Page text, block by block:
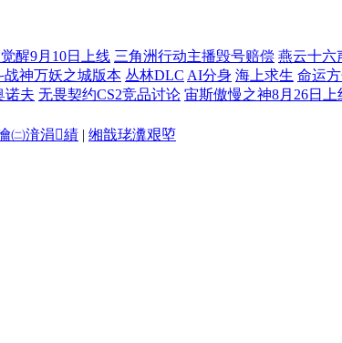
醒9月10日上线 三角洲行动主播毁号赔偿 燕云十六
战神万妖之城版本 丛林DLC AI分身 海上求生 命运
诺夫 无畏契约CS2竞品讨论 宙斯傲慢之神8月26日上
㈡湇涓績 | 缃戠珯瀵艰埅